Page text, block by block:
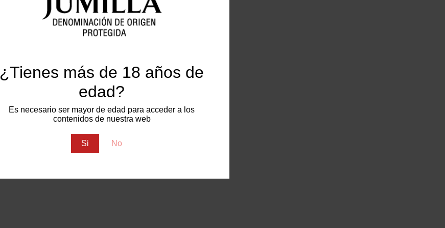
¿Tienes más de 18 años de
edad?
Es necesario ser mayor de edad para acceder a los
contenidos de nuestra web
Si No